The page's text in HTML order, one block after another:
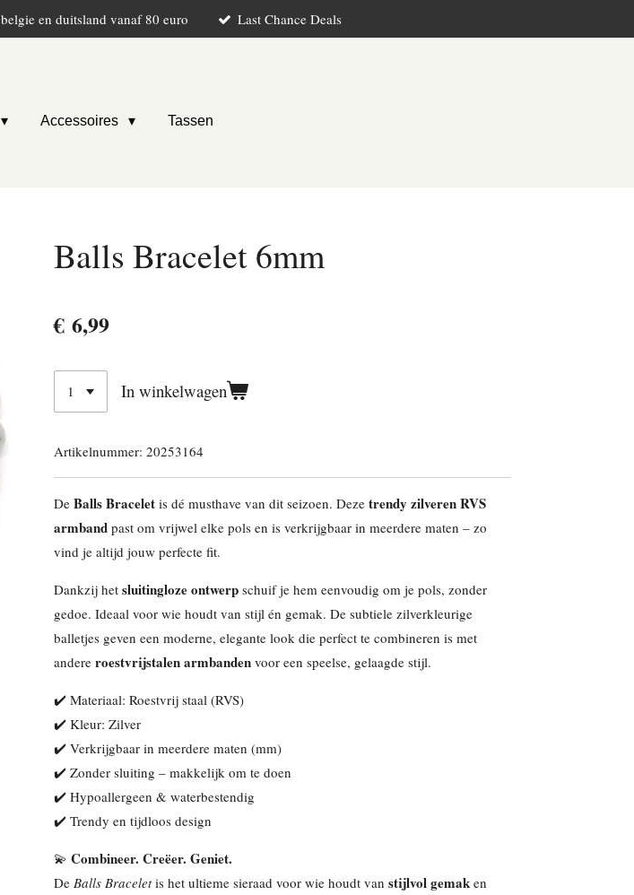
belgie en duitsland vanaf 80 euro Last Chance Deals
Accessoires Tassen
Balls Bracelet 6mm
€ 6,99
In winkelwagen
Artikelnummer: 20253164
De Balls Bracelet is dé musthave van dit seizoen. Deze trendy zilveren RVS
armband past om vrijwel elke pols en is verkrijgbaar in meerdere maten – zo
vind je altijd jouw perfecte fit.
Dankzij het sluitingloze ontwerp schuif je hem eenvoudig om je pols, zonder
gedoe. Ideaal voor wie houdt van stijl én gemak. De subtiele zilverkleurige
balletjes geven een moderne, elegante look die perfect te combineren is met
andere roestvrijstalen armbanden voor een speelse, gelaagde stijl.
✔️ Materiaal: Roestvrij staal (RVS)
✔️ Kleur: Zilver
✔️ Verkrijgbaar in meerdere maten (mm)
✔️ Zonder sluiting – makkelijk om te doen
✔️ Hypoallergeen & waterbestendig
✔️ Trendy en tijdloos design
💫 Combineer. Creëer. Geniet.
De Balls Braceletis het ultieme sieraad voor wie houdt van stijlvol gemak en